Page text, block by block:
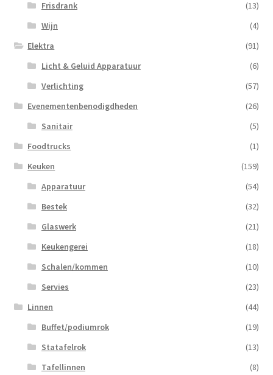
Frisdrank
(13)
Wijn
(4)
Elektra
(91)
Licht & Geluid Apparatuur
(6)
Verlichting
(57)
Evenementenbenodigdheden
(26)
Sanitair
(5)
Foodtrucks
(1)
Keuken
(159)
Apparatuur
(54)
Bestek
(32)
Glaswerk
(21)
Keukengerei
(18)
Schalen/kommen
(10)
Servies
(23)
Linnen
(44)
Buffet/podiumrok
(19)
Statafelrok
(13)
Tafellinnen
(8)